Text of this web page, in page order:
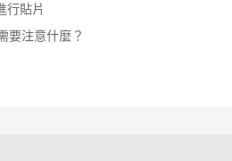
行貼片
要注意什麼？